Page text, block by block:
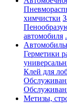
химчистки
автомобиля
Герметики
Клей для
Метизы,